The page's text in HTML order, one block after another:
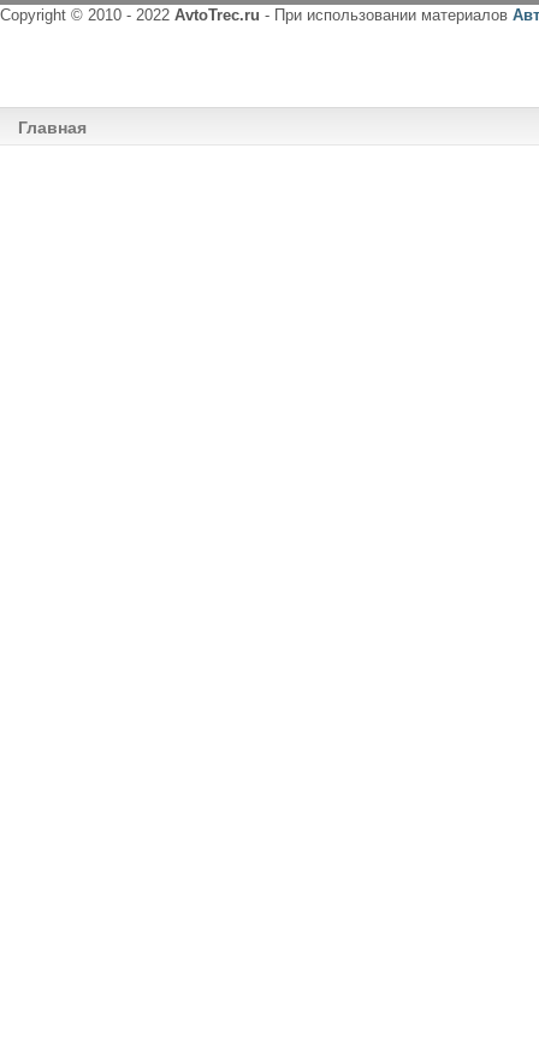
Copyright © 2010 - 2022 AvtoTrec.ru - При использовании материалов
Главная